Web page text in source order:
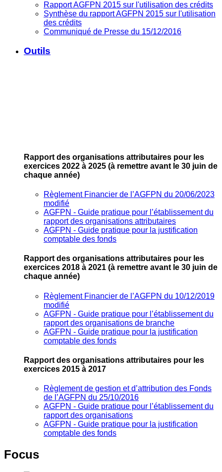
Rapport AGFPN 2015 sur l'utilisation des crédits
Synthèse du rapport AGFPN 2015 sur l'utilisation
des crédits
Communiqué de Presse du 15/12/2016
Outils
Rapport des organisations attributaires pour les
exercices 2022 à 2025 (à remettre avant le 30 juin de
chaque année)
Règlement Financier de l’AGFPN du 20/06/2023
modifié
AGFPN ‐ Guide pratique pour l’établissement du
rapport des organisations attributaires
AGFPN ‐ Guide pratique pour la justification
comptable des fonds
Rapport des organisations attributaires pour les
exercices 2018 à 2021 (à remettre avant le 30 juin de
chaque année)
Règlement Financier de l’AGFPN du 10/12/2019
modifié
AGFPN ‐ Guide pratique pour l’établissement du
rapport des organisations de branche
AGFPN ‐ Guide pratique pour la justification
comptable des fonds
Rapport des organisations attributaires pour les
exercices 2015 à 2017
Règlement de gestion et d’attribution des Fonds
de l’AGFPN du 25/10/2016
AGFPN ‐ Guide pratique pour l’établissement du
rapport des organisations
AGFPN ‐ Guide pratique pour la justification
comptable des fonds
Focus